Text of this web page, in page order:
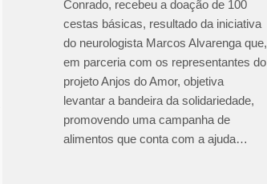
Conrado, recebeu a doação de 100
cestas básicas, resultado da iniciativa
do neurologista Marcos Alvarenga que,
em parceria com os representantes do
projeto Anjos do Amor, objetiva
levantar a bandeira da solidariedade,
promovendo uma campanha de
alimentos que conta com a ajuda…